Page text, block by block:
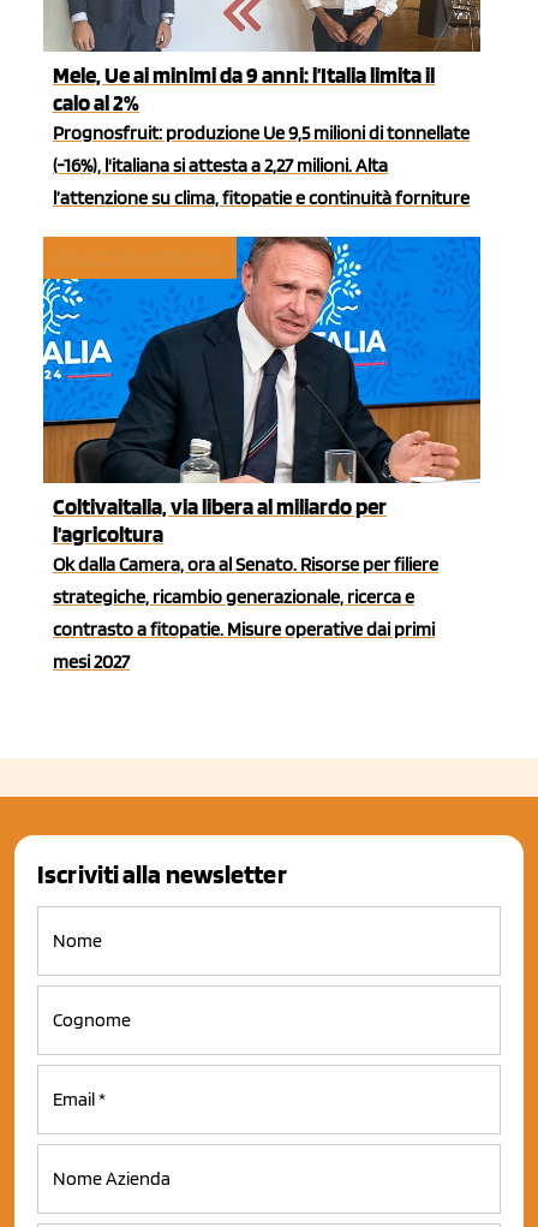
Mele, Ue ai minimi da 9 anni: l’Italia limita il
calo al 2%
Prognosfruit: produzione Ue 9,5 milioni di tonnellate
(-16%), l'italiana si attesta a 2,27 milioni. Alta
l’attenzione su clima, fitopatie e continuità forniture
Coltivaitalia, via libera al miliardo per
l'agricoltura
Ok dalla Camera, ora al Senato. Risorse per filiere
strategiche, ricambio generazionale, ricerca e
contrasto a fitopatie. Misure operative dai primi
mesi 2027
Iscriviti alla newsletter